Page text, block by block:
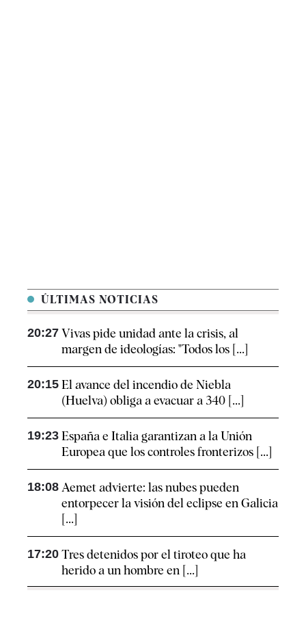
ÚLTIMAS NOTICIAS
20:27 Vivas pide unidad ante la crisis, al
margen de ideologías: "Todos los [...]
20:15 El avance del incendio de Niebla
(Huelva) obliga a evacuar a 340 [...]
19:23 España e Italia garantizan a la Unión
Europea que los controles fronterizos [...]
18:08 Aemet advierte: las nubes pueden
entorpecer la visión del eclipse en Galicia
[...]
17:20 Tres detenidos por el tiroteo que ha
herido a un hombre en [...]